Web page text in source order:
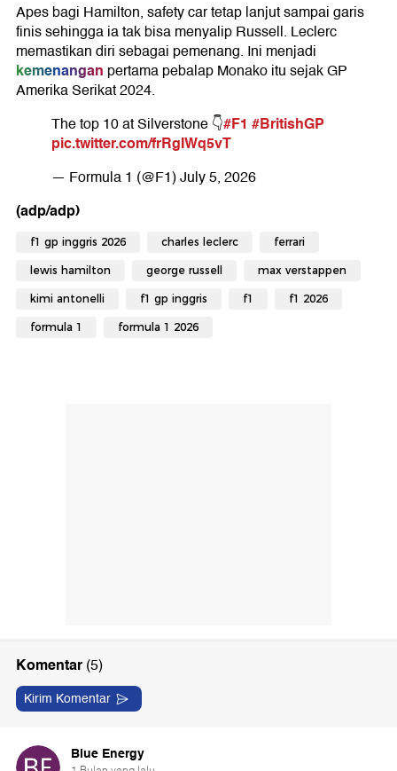
Apes bagi Hamilton, safety car tetap lanjut sampai garis
finis sehingga ia tak bisa menyalip Russell. Leclerc
memastikan diri sebagai pemenang. Ini menjadi
kemenangan pertama pebalap Monako itu sejak GP
Amerika Serikat 2024.
The top 10 at Silverstone 👇#F1 #BritishGP
pic.twitter.com/frRgIWq5vT
— Formula 1 (@F1)July 5, 2026
(adp/adp)
f1 gp inggris 2026 charles leclerc ferrari
lewis hamilton george russell max verstappen
kimi antonelli f1 gp inggris f1 f1 2026
formula 1 formula 1 2026